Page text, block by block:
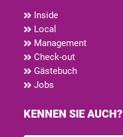
Inside
Local
Management
Check-out
Gästebuch
Jobs
KENNEN SIE AUCH?